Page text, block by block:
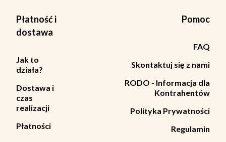
Płatność i
dostawa
Jak to
działa?
Dostawa i
czas
realizacji
Płatności
Pomoc
FAQ
Skontaktuj się z nami
RODO - Informacja dla
Kontrahentów
Polityka Prywatności
Regulamin